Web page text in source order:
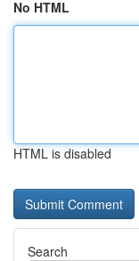
No HTML
HTML is disabled
Search